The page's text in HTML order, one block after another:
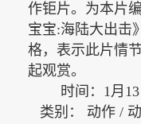
作钜片。为本片
宝宝:海陆大出击
格，表示此片情
起观赏。
时间： 1月
类别： 动作 / 动